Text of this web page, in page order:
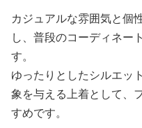
カジュアルな雰囲気と個
し、普段のコーディネー
す。
ゆったりとしたシルエッ
象を与える上着として、
すめです。